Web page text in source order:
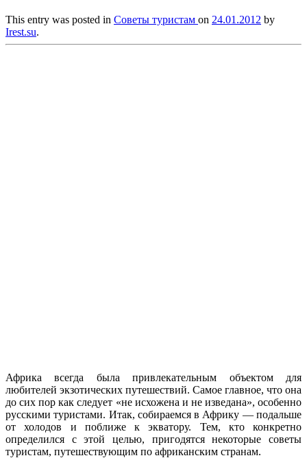
This entry was posted in Советы туристам on 24.01.2012 by
Irest.su.
Африка всегда была привлекательным объектом для
любителей экзотических путешествий. Самое главное, что она
до сих пор как следует «не исхожена и не изведана», особенно
русскими туристами. Итак, собираемся в Африку — подальше
от холодов и поближе к экватору. Тем, кто конкретно
определился с этой целью, пригодятся некоторые советы
туристам, путешествующим по африканским странам.